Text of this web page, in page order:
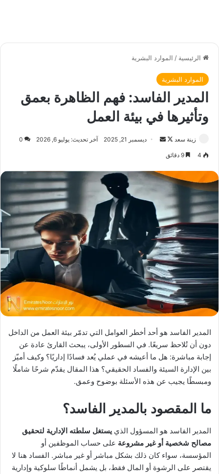
الرئيسية / الموارد البشرية
الموارد البشرية
المدير الفاسد: فهم الظاهرة بعمق
وتأثيرها في بيئة العمل
زينة سعد
ت
ع
ل
ى
X
ل
د
ا
إ
ل
ك
ت
ر
و
ن
ا
ديسمبر 21, 2025 آخر تحديث: يوليو 6, 2026 0
4
المدير الفاسد هو أحد أخطر العوامل التي تدمّر بيئة العمل من الداخل
دون أن تُلاحظ سريعًا. في السطور الأولى، يبحث القارئ عادة عن
إجابة مباشرة: هل ما أعيشه في عملي يُعد فسادًا إداريًا؟ وكيف أميّز
بين الإدارة السيئة والفساد الحقيقي؟ هذا المقال يقدّم شرحًا شاملًا
ومبسطًا يجيب عن هذه الأسئلة بوضوح وعمق.
ما المقصود بالمدير الفاسد؟
المدير الفاسد هو المسؤول الذي يستغل سلطته الإدارية لتحقيق
مصالح شخصية أو غير مشروعة على حساب الموظفين أو
المؤسسة، سواء كان ذلك بشكل مباشر أو غير مباشر. الفساد هنا لا
يقتصر على الرشوة أو المال فقط، بل يشمل أنماطًا سلوكية وإدارية